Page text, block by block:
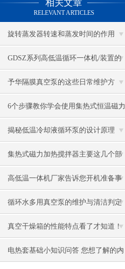
相关文章
RELEVANT ARTICLES
旋转蒸发器转速和蒸发时间的作用
GDSZ系列高低温循环一体机/装置的
使用方法
予华隔膜真空泵的这些日常维护方
法，一定有用！
6个步骤教你学会使用集热式恒温磁力
搅拌器
揭秘低温冷却液循环泵的设计原理
集热式磁力加热搅拌器主要这几个部
件组成
高低温一体机厂家告诉您开机准备事
项
循环水多用真空泵的维护与清洁判定
真空干燥箱的性能特点看了才知道！
电热套基础小知识问答 您想了解的内